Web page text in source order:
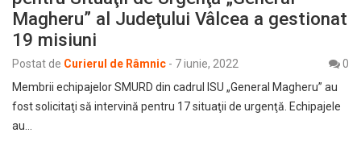
Magheru” al Judeţului Vâlcea a gestionat
19 misiuni
Postat de Curierul de Râmnic - 7 iunie, 2022
0
Membrii echipajelor SMURD din cadrul ISU „General Magheru” au
fost solicitaţi să intervină pentru 17 situaţii de urgenţă. Echipajele
au…